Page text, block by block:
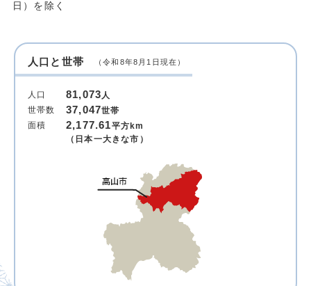
日）を除く
人口と世帯 （令和8年8月1日現在）
人口 81,073人
世帯数
37,047世帯
面積
2,177.61平方km
（日本一大きな市）